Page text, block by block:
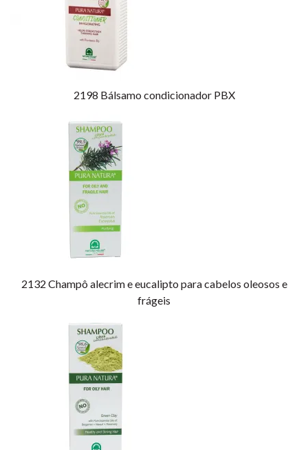
2198 Bálsamo condicionador PBX
2132 Champô alecrim e eucalipto para cabelos oleosos e
frágeis